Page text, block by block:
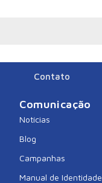
Contato
Comunicação
Notícias
Blog
Campanhas
Manual de Identidade